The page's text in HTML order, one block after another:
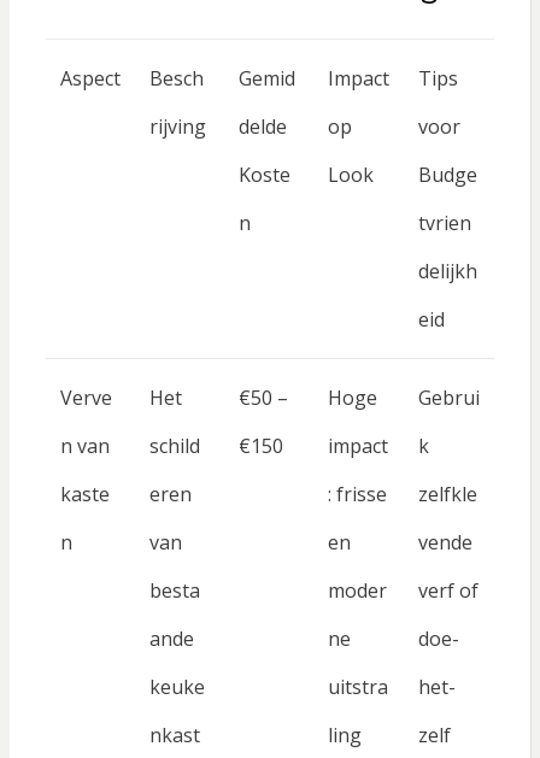
Aspect
Besch
rijving
Gemid
delde
Koste
n
Impact
op
Look
Tips
voor
Budge
tvrien
delijkh
eid
Verve
n van
kaste
n
Het
schild
eren
van
besta
ande
keuke
nkast
€50 –
€150
Hoge
impact
: frisse
en
moder
ne
uitstra
ling
Gebrui
k
zelfkle
vende
verf of
doe-
het-
zelf